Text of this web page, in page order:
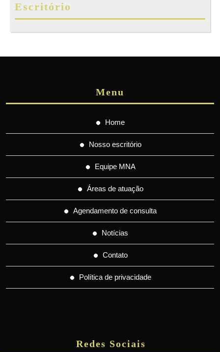
Escritório
Menu
Home
Nosso escritório
Equipe MNA
Áreas de atuação
Agendamento de consulta
Notícias
Contato
Política de privacidade
Redes Sociais